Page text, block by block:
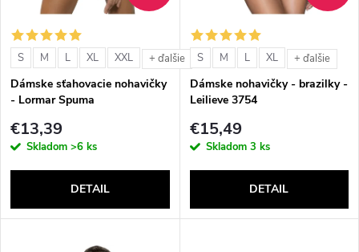
i
e
p
r
d
s
p
r
o
d
S M L XL XXL + ďalšie
Dámske sťahovacie nohavičky
- Lormar Spuma
€13,39
Skladom >6 ks
DETAIL
S M L XL + ďalšie
Dámske nohavičky - brazilky -
Leilieve 3754
€15,49
Skladom 3 ks
DETAIL